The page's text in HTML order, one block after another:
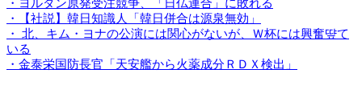
・ヨルダン原発受注競争、「日仏連合」に敗れる
・【社説】韓日知識人「韓日併合は源泉無効」
・ 北、キム・ヨナの公演には関心がないが、Ｗ杯には興奮떂て
いる
・金泰栄国防長官「天安艦から火薬成分ＲＤＸ検出」